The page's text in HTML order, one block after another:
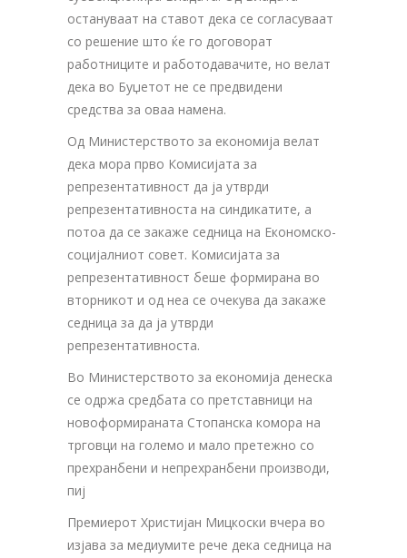
остануваат на ставот дека се согласуваат
со решение што ќе го договорат
работниците и работодавачите, но велат
дека во Буџетот не се предвидени
средства за оваа намена.
Од Министерството за економија велат
дека мора прво Комисијата за
репрезентативност да ја утврди
репрезентативноста на синдикатите, а
потоа да се закаже седница на Економско-
социјалниот совет. Комисијата за
репрезентативност беше формирана во
вторникот и од неа се очекува да закаже
седница за да ја утврди
репрезентативноста.
Во Министерството за економија денеска
се одржа средбата со претставници на
новоформираната Стопанска комора на
трговци на големо и мало претежно со
прехранбени и непрехранбени производи,
пиј
Премиерот Христијан Мицкоски вчера во
изјава за медиумите рече дека седница на